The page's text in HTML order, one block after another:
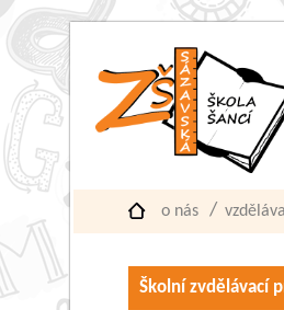
o nás
Školní zvdělávací